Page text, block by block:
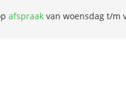
afspraak van woensdag t/m